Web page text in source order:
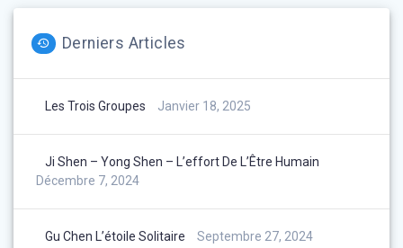
Derniers Articles
Les Trois Groupes Janvier 18, 2025
Ji Shen – Yong Shen – L’effort De L’Être Humain
Décembre 7, 2024
Gu Chen L’étoile Solitaire Septembre 27, 2024